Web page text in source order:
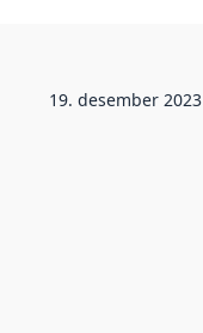
datoen
vart
av
ha
19. desember 2023